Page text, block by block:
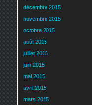
décembre 2015
novembre 2015
octobre 2015
août 2015
juillet 2015
juin 2015
mai 2015
avril 2015
mars 2015